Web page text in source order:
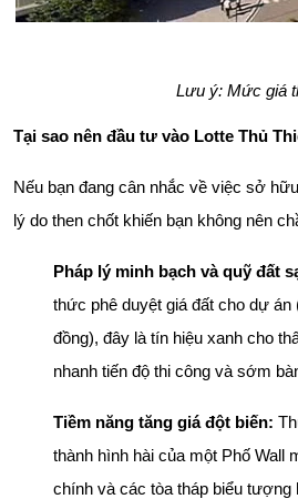
Lưu ý: Mức giá
Tại sao nên đầu tư vào Lotte Thủ
Nếu bạn đang cân nhắc về việc sở
lý do then chốt khiến bạn không nên
Pháp lý minh bạch và quỹ đất
thức phê duyệt giá đất cho dự án
đồng), đây là tín hiệu xanh cho
nhanh tiến độ thi công và sớm
Tiềm năng tăng giá đột biến:
thành hình hài của một Phố Wall
chính và các tòa tháp biểu tượng